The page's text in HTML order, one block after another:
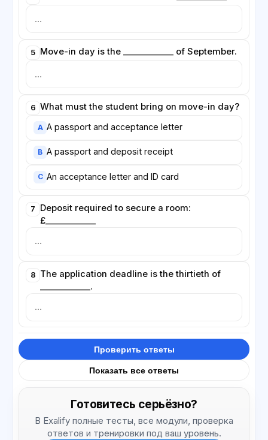
5 Move-in day is the ____________ of September.
6 What must the student bring on move-in day?
A A passport and acceptance letter
B A passport and deposit receipt
C An acceptance letter and ID card
7
Deposit required to secure a room:
£____________
8 The application deadline is the thirtieth of
____________.
Проверить ответы
Показать все ответы
Готовитесь серьёзно?
В Exalify полные тесты, все модули, проверка
ответов и тренировки под ваш уровень.